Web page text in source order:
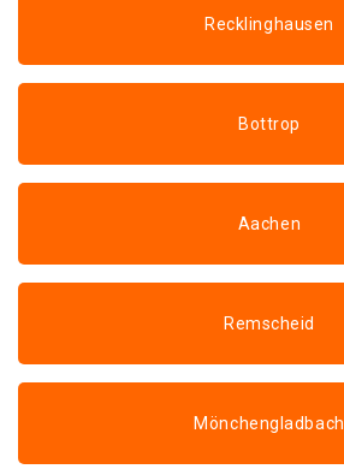
Recklinghausen
Bottrop
Aachen
Remscheid
Mönchengladbach